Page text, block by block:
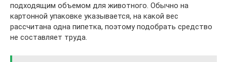
подходящим объемом для животного. Обычно на
картонной упаковке указывается, на какой вес
рассчитана одна пипетка, поэтому подобрать средство
не составляет труда.